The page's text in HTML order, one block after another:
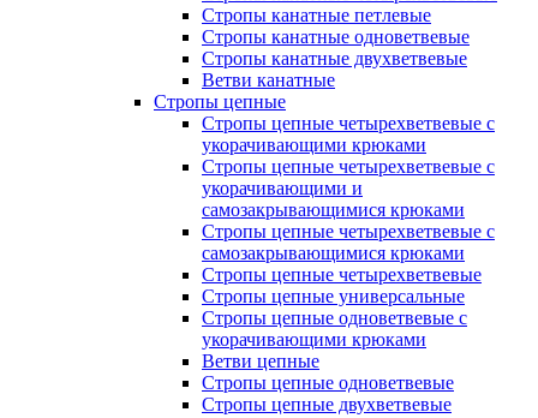
Стропы канатные петлевые
Стропы канатные одноветвевые
Стропы канатные двухветвевые
Ветви канатные
Стропы цепные
Стропы цепные четырехветвевые с
укорачивающими крюками
Стропы цепные четырехветвевые с
укорачивающими и
самозакрывающимися крюками
Стропы цепные четырехветвевые с
самозакрывающимися крюками
Стропы цепные четырехветвевые
Стропы цепные универсальные
Стропы цепные одноветвевые с
укорачивающими крюками
Ветви цепные
Стропы цепные одноветвевые
Стропы цепные двухветвевые